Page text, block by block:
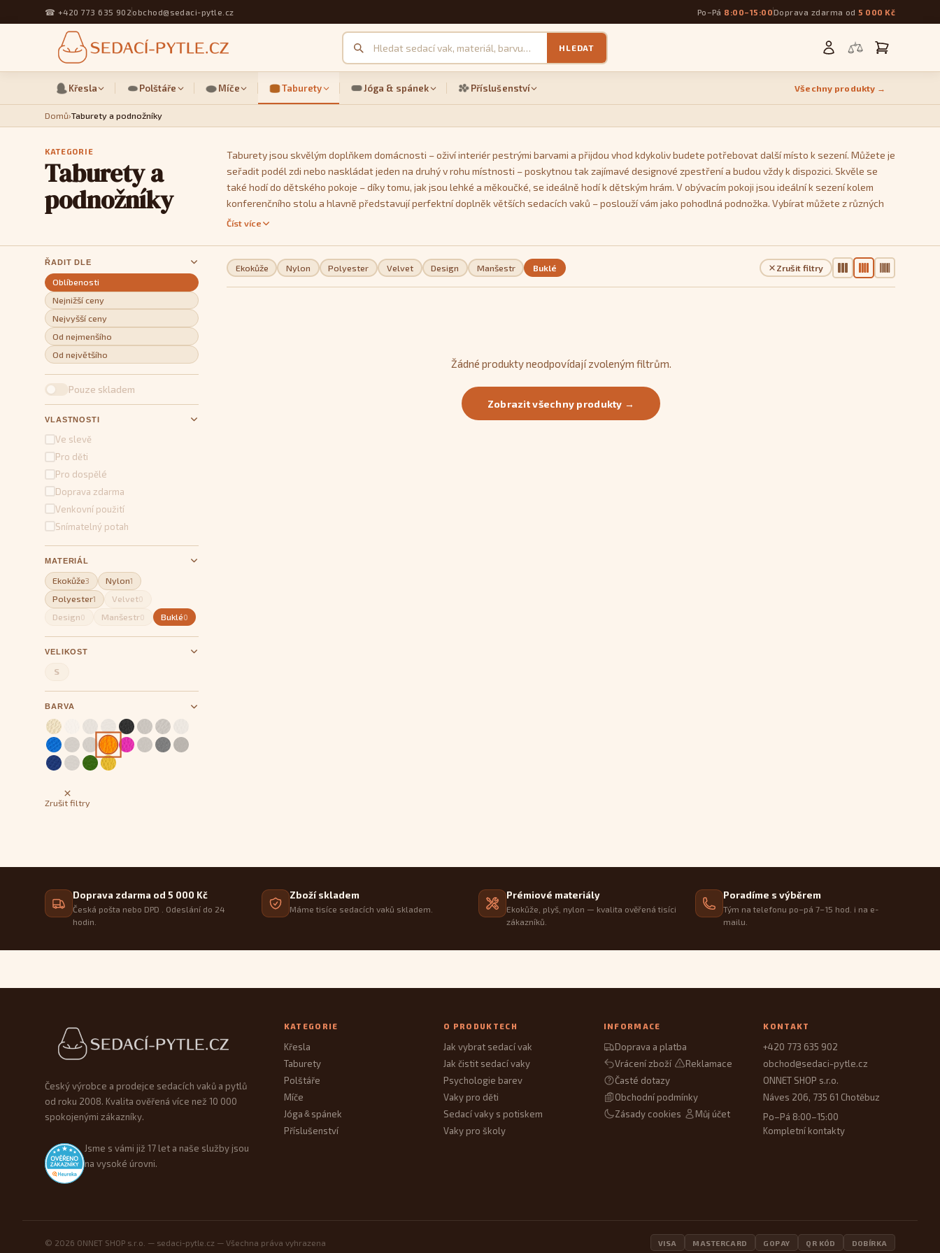
☎ +420 773 635 902 obchod@sedaci-pytle.cz Po–Pá 8:00–15:00Doprava zdarma od 5 000 Kč
HLEDAT
Křesla Polštáře Míče Taburety Jóga & spánek Příslušenství Všechny produkty →
Domů›Taburety a podnožníky
KATEGORIE
Taburety a
podnožníky
Taburety jsou skvělým doplňkem domácnosti – oživí interiér pestrými barvami a přijdou vhod kdykoliv budete potřebovat další místo k sezení. Můžete je
seřadit podél zdi nebo naskládat jeden na druhý v rohu místnosti – poskytnou tak zajímavé designové zpestření a budou vždy k dispozici. Skvěle se
také hodí do dětského pokoje – díky tomu, jak jsou lehké a měkoučké, se ideálně hodí k dětským hrám. V obývacím pokoji jsou ideální k sezení kolem
konferenčního stolu a hlavně představují perfektní doplněk větších sedacích vaků – poslouží vám jako pohodlná podnožka. Vybírat můžete z různých
tvarů a velikostí a samozřejmě také z velkého množství pestrých barev. Unikátní je model
Číst více
ŘADIT DLE
Oblíbenosti
Nejnižší ceny
Nejvyšší ceny
Od nejmenšího
Od největšího
Pouze skladem
VLASTNOSTI
Ve slevě
Pro děti
Pro dospělé
Doprava zdarma
Venkovní použití
Snímatelný potah
MATERIÁL
Ekokůže3 Nylon1
Polyester1 Velvet0
Design0 Manšestr0 Buklé0
VELIKOST
S
BARVA
Zrušit filtry
Ekokůže Nylon Polyester Velvet Design Manšestr Buklé Zrušit filtry
Žádné produkty neodpovídají zvoleným filtrům.
Zobrazit všechny produkty →
Doprava zdarma od 5 000 Kč
Česká pošta nebo DPD . Odeslání do 24
hodin.
Zboží skladem
Máme tisíce sedacích vaků skladem.
Prémiové materiály
Ekokůže, plyš, nylon — kvalita ověřená tisíci
zákazníků.
Poradíme s výběrem
Tým na telefonu po–pá 7–15 hod. i na e-
mailu.
Patička webu
Český výrobce a prodejce sedacích vaků a pytlů
od roku 2008. Kvalita ověřená více než 10 000
spokojenými zákazníky.
Jsme s vámi již 17 let a naše služby jsou
na vysoké úrovni.
KATEGORIE
Křesla
Taburety
Polštáře
Míče
Jóga&spánek
Příslušenství
O PRODUKTECH
Jak vybrat sedací vak
Jak čistit sedací vaky
Psychologie barev
Vaky pro děti
Sedací vaky s potiskem
Vaky pro školy
INFORMACE
Doprava a platba
Vrácení zboží
Reklamace
Časté dotazy
Obchodní podmínky
Zásady cookies
Můj účet
KONTAKT
+420 773 635 902
obchod@sedaci-pytle.cz
ONNET SHOP s.r.o.
Náves 206, 735 61 Chotěbuz
Po–Pá 8:00–15:00
Kompletní kontakty
© 2026 ONNET SHOP s.r.o. — sedaci-pytle.cz — Všechna práva vyhrazena VISA MASTERCARD GOPAY QR KÓD DOBÍRKA